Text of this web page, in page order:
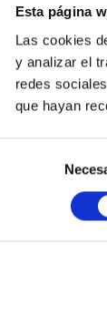
Esta página
Las cookies
y analizar el
redes
que hayan
consentimiento